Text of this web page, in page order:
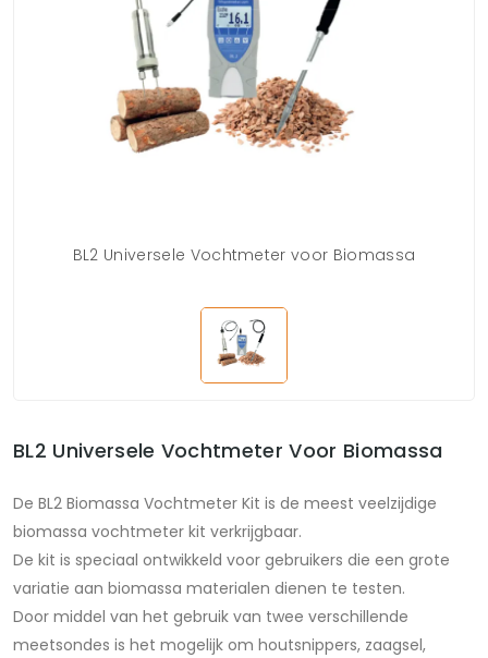
BL2 Universele Vochtmeter voor Biomassa
BL2 Universele Vochtmeter Voor Biomassa
De BL2 Biomassa Vochtmeter Kit is de meest veelzijdige
biomassa vochtmeter kit verkrijgbaar.
De kit is speciaal ontwikkeld voor gebruikers die een grote
variatie aan biomassa materialen dienen te testen.
Door middel van het gebruik van twee verschillende
meetsondes is het mogelijk om houtsnippers, zaagsel,